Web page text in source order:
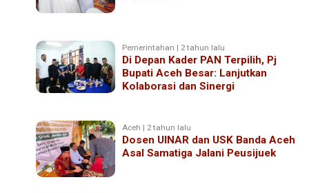
Pemerintahan | 2 tahun lalu
Di Depan Kader PAN Terpilih, Pj
Bupati Aceh Besar: Lanjutkan
Kolaborasi dan Sinergi
Aceh | 2 tahun lalu
Dosen UINAR dan USK Banda Aceh
Asal Samatiga Jalani Peusijuek